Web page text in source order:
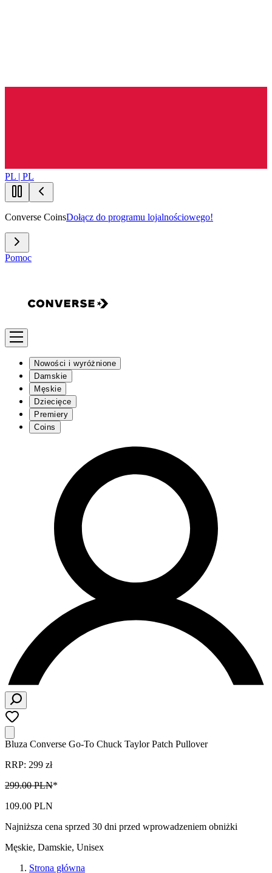
PL | PL
Converse CoinsDołącz do programu lojalnościowego!
Pomoc
Nowości i wyróżnione
Damskie
Męskie
Dziecięce
Premiery
Coins
Bluza Converse Go-To Chuck Taylor Patch Pullover
RRP: 299 zł
299.00 PLN*
109.00 PLN
Najniższa cena sprzed 30 dni przed wprowadzeniem obniżki
Męskie, Damskie, Unisex
Strona główna